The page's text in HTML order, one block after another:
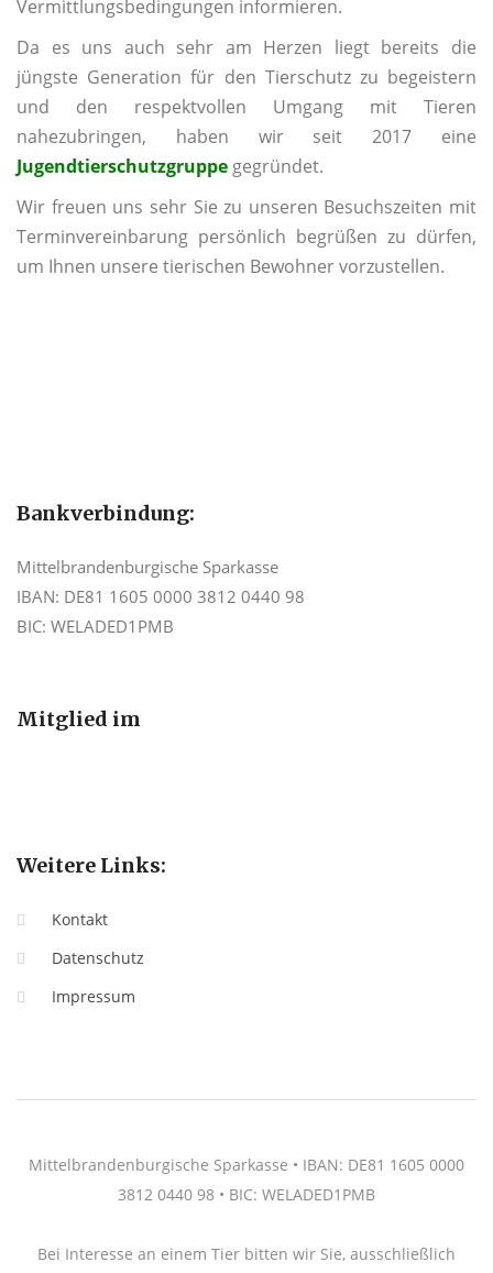
Vermittlungsbedingungen informieren.
Da es uns auch sehr am Herzen liegt bereits die
jüngste Generation für den Tierschutz zu begeistern
und den respektvollen Umgang mit Tieren
nahezubringen, haben wir seit 2017 eine
Jugendtierschutzgruppegegründet.
Wir freuen uns sehr Sie zu unseren Besuchszeiten mit
Terminvereinbarung persönlich begrüßen zu dürfen,
um Ihnen unsere tierischen Bewohner vorzustellen.
Bankverbindung:
Mittelbrandenburgische Sparkasse
IBAN: DE81 1605 0000 3812 0440 98
BIC: WELADED1PMB
Mitglied im
Weitere Links:
Kontakt
Datenschutz
Impressum
Mittelbrandenburgische Sparkasse • IBAN: DE81 1605 0000
3812 0440 98 • BIC: WELADED1PMB
Bei Interesse an einem Tier bitten wir Sie, ausschließlich